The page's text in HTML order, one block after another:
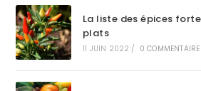
La liste des épices
plats
11 JUIN 2022 / 0 COMMENTAIRE